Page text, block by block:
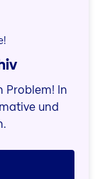
Problem! In
und